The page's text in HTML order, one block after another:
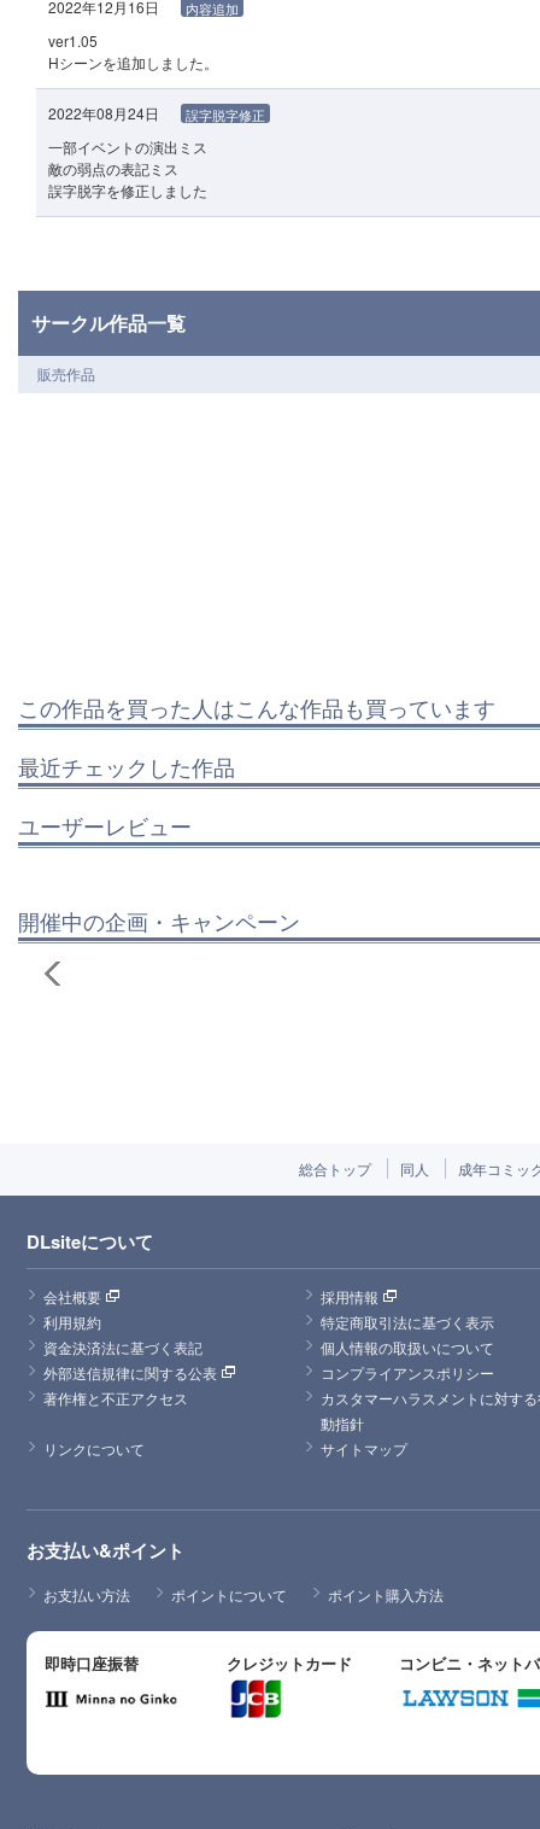
2022年12月16日 内容追加
ver1.05
Hシーンを追加しました。
2022年08月24日 誤字脱字修正
一部イベントの演出ミス
敵の弱点の表記ミス
誤字脱字を修正しました
サークル作品一覧
販売作品
この作品を買った人はこんな作品も買っています
最近チェックした作品
ユーザーレビュー
開催中の企画・キャンペーン
総合トップ 同人 成年コミッ
DLsiteについて
会社概要
採用情報
利用規約
特定商取引法に基づく表示
資金決済法に基づく表記
個人情報の取扱いについて
外部送信規律に関する公表
コンプライアンスポリシー
著作権と不正アクセス
カスタマーハラスメントに対す
動指針
リンクについて
サイトマップ
お支払い&ポイント
お支払い方法 ポイントについて ポイント購入方法
即時口座振替 クレジットカード コンビニ・ネット